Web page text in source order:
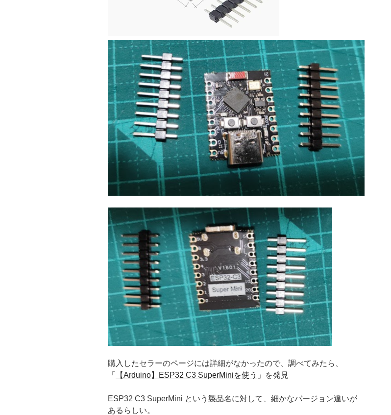
購入したセラーのページには詳細がなかったので、調べてみたら、
「
【Arduino】ESP32 C3 SuperMiniを使う 」を発見
ESP32 C3 SuperMini という製品名に対して、細かなバージョン違いが
あるらしい。